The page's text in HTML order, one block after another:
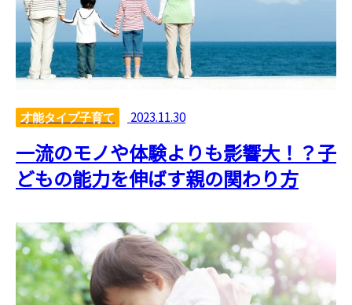
才能タイプ子育て 2023.11.30
一流のモノや体験よりも影響大！？子
どもの能力を伸ばす親の関わり方